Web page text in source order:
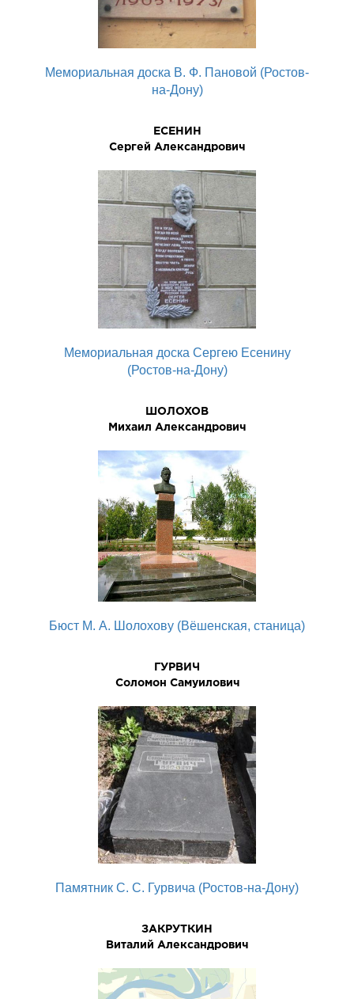
Мемориальная доска В. Ф. Пановой (Ростов-
на-Дону)
ЕСЕНИН
Сергей Александрович
Мемориальная доска Сергею Есенину
(Ростов-на-Дону)
ШОЛОХОВ
Михаил Александрович
Бюст М. А. Шолохову (Вёшенская, станица)
ГУРВИЧ
Соломон Самуилович
Памятник С. С. Гурвича (Ростов-на-Дону)
ЗАКРУТКИН
Виталий Александрович